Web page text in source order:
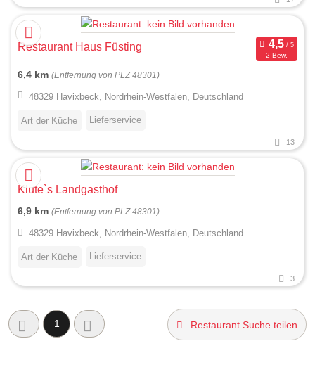
Restaurant Haus Füsting
2 Bew.
6,4 km (Entfernung von PLZ 48301)
48329 Havixbeck, Nordrhein-Westfalen, Deutschland
Art der Küche Lieferservice
13
Klute`s Landgasthof
6,9 km (Entfernung von PLZ 48301)
48329 Havixbeck, Nordrhein-Westfalen, Deutschland
Art der Küche Lieferservice
3
1 Restaurant Suche teilen